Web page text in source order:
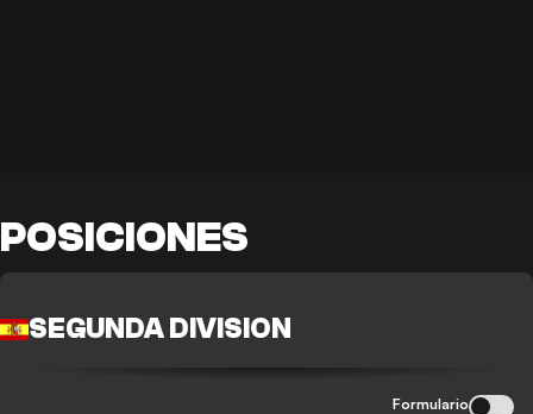
POSICIONES
SEGUNDA DIVISION
Formulario